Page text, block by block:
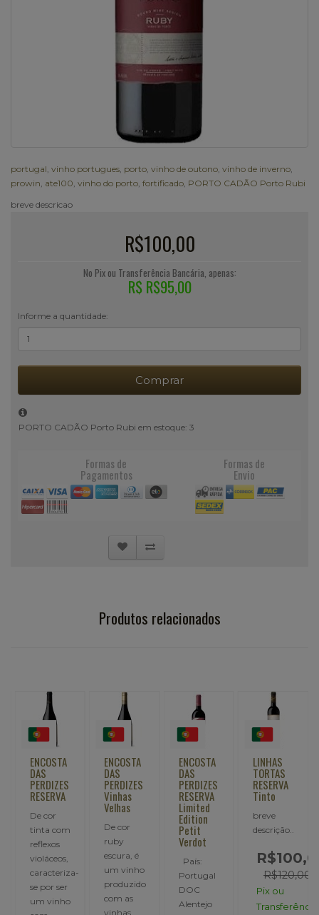
portugal vinho portugues porto vinho de outono vinho de inverno
prowin ate100 vinho do porto fortificado PORTO CADÃO Porto Rubi
breve descricao
R$100,00
No Pix ou Transferência Bancária, apenas:
R$ R$95,00
Informe a quantidade:
Comprar
PORTO CADÃO Porto Rubi em estoque: 3
Formas de
Pagamentos
Formas de
Envio
Produtos relacionados
ENCOSTA
DAS
PERDIZES
RESERVA
De cor
tinta com
reflexos
violáceos,
caracteriza-
se por ser
um vinho
ENCOSTA
DAS
PERDIZES
Vinhas
Velhas
De cor
ruby
escura, é
um vinho
produzido
com as
vinhas
ENCOSTA
DAS
PERDIZES
RESERVA
Limited
Edition
Petit
Verdot
País:
Portugal
DOC
Alentejo
LINHAS
TORTAS
RESERVA
Tinto
breve
descrição..
R$120,00
Pix ou